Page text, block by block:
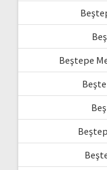
Beştepe